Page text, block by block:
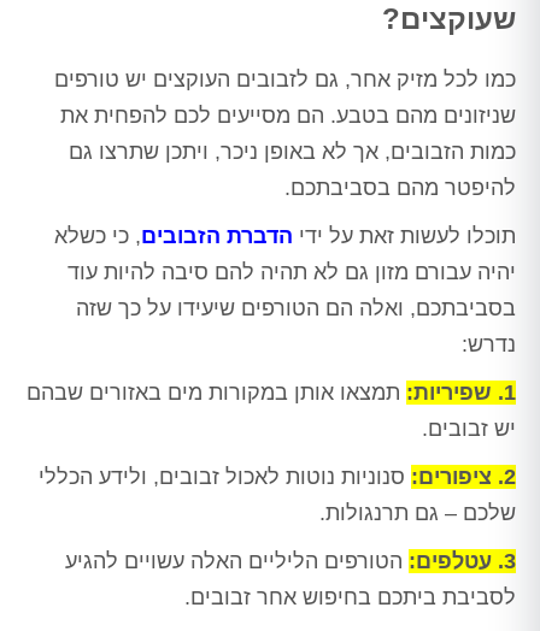
שעוקצים?
כמו לכל מזיק אחר, גם לזבובים העוקצים יש טורפים
שניזונים מהם בטבע. הם מסייעים לכם להפחית את
כמות הזבובים, אך לא באופן ניכר, ויתכן שתרצו גם
להיפטר מהם בסביבתכם.
תוכלו לעשות זאת על ידי הדברת הזבובים, כי כשלא
יהיה עבורם מזון גם לא תהיה להם סיבה להיות עוד
בסביבתכם, ואלה הם הטורפים שיעידו על כך שזה
נדרש:
1. שפיריות:
תמצאו אותן במקורות מים באזורים שבהם
יש זבובים.
2. ציפורים:
סנוניות נוטות לאכול זבובים, ולידע הכללי
שלכם – גם תרנגולות.
3. עטלפים:
הטורפים הליליים האלה עשויים להגיע
לסביבת ביתכם בחיפוש אחר זבובים.